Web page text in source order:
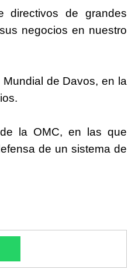
directivos de grandes
negocios en nuestro
de Davos, en la
la OMC, en las que
de un sistema de